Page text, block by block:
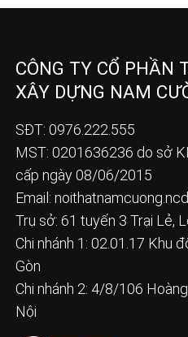
CÔNG TY CỔ PHẦN
XÂY DỰNG NAM
SĐT: 0976.222.555
MST: 0201636236 do sở
cấp ngày 08/06/2015
Email:
Trụ sở: 61 tuyến 3 Trại Lẻ,
Chi nhánh 1: 02.01.17 Khu
Gòn
Chi nhánh 2: 4/8/106
Nội